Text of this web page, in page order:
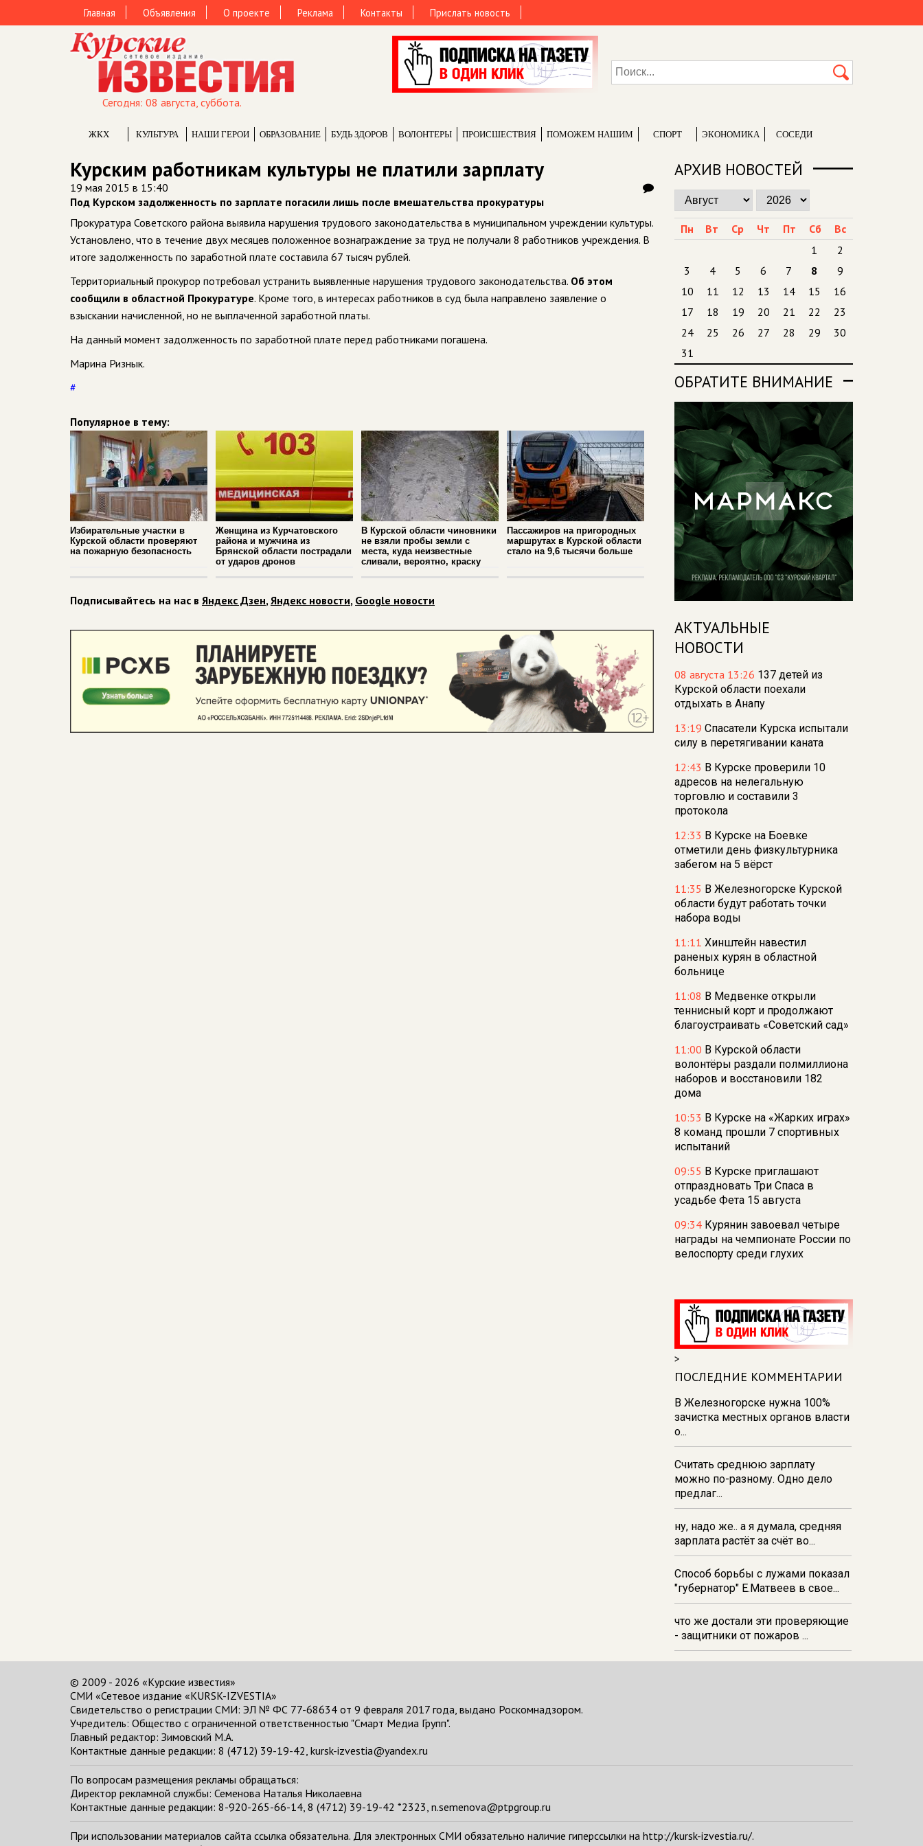
Главная Объявления О проекте Реклама Контакты Прислать новость
Сегодня: 08 августа, суббота.
ЖКХ КУЛЬТУРА НАШИ ГЕРОИ ОБРАЗОВАНИЕ БУДЬ ЗДОРОВ ВОЛОНТЕРЫ ПРОИCШЕСТВИЯ ПОМОЖЕМ НАШИМ СПОРТ ЭКОНОМИКА СОСЕДИ
Курским работникам культуры не платили зарплату
19 мая 2015 в 15:40
Под Курском задолженность по зарплате погасили лишь после вмешательства прокуратуры
Прокуратура Советского района выявила нарушения трудового законодательства в муниципальном учреждении культуры.
Установлено, что в течение двух месяцев положенное вознаграждение за труд не получали 8 работников учреждения. В
итоге задолженность по заработной плате составила 67 тысяч рублей.
Территориальный прокурор потребовал устранить выявленные нарушения трудового законодательства. Об этом
сообщили в областной Прокуратуре. Кроме того, в интересах работников в суд была направлено заявление о
взыскании начисленной, но не выплаченной заработной платы.
На данный момент задолженность по заработной плате перед работниками погашена.
Марина Ризнык.
#
Популярное в тему:
Избирательные участки в
Курской области проверяют
на пожарную безопасность
Женщина из Курчатовского
района и мужчина из
Брянской области пострадали
от ударов дронов
В Курской области чиновники
не взяли пробы земли с
места, куда неизвестные
сливали, вероятно, краску
Пассажиров на пригородных
маршрутах в Курской области
стало на 9,6 тысячи больше
Подписывайтесь на нас в Яндекс Дзен,Яндекс новости, Google новости
АРХИВ НОВОСТЕЙ
Пн Вт Ср Чт Пт Сб
Вс
1
2
3
4 5 6 7 8
9
10
11 12 13 14 15
16
17
18 19 20 21 22
23
24
25 26 27 28 29
30
31
ОБРАТИТЕ ВНИМАНИЕ
АКТУАЛЬНЫЕ
НОВОСТИ
08 августа 13:26 137 детей из
Курской области поехали
отдыхать в Анапу
13:19 Спасатели Курска испытали
силу в перетягивании каната
12:43 В Курске проверили 10
адресов на нелегальную
торговлю и составили 3
протокола
12:33 В Курске на Боевке
отметили день физкультурника
забегом на 5 вёрст
11:35 В Железногорске Курской
области будут работать точки
набора воды
11:11 Хинштейн навестил
раненых курян в областной
больнице
11:08 В Медвенке открыли
теннисный корт и продолжают
благоустраивать «Советский сад»
11:00 В Курской области
волонтёры раздали полмиллиона
наборов и восстановили 182
дома
10:53 В Курске на «Жарких играх»
8 команд прошли 7 спортивных
испытаний
09:55 В Курске приглашают
отпраздновать Три Спаса в
усадьбе Фета 15 августа
09:34 Курянин завоевал четыре
награды на чемпионате России по
велоспорту среди глухих
снимают ролики против
преступлений
09:17Над Курской областью за
сутки перехватили
250 дронов — Хинштейн
07 августа 21:19В
железногорской горбольнице
решили проблему нехватки воды
не парковать авто в местах
проведения ремонтов
>
ПОСЛЕДНИЕ КОММЕНТАРИИ
В Железногорске нужна 100%
зачистка местных органов власти
о...
Считать среднюю зарплату
можно по-разному. Одно дело
предлаг...
ну, надо же.. а я думала, средняя
зарплата растёт за счёт во...
Способ борьбы с лужами показал
"губернатор" Е.Матвеев в свое...
что же достали эти проверяющие
- защитники от пожаров ...
© 2009 - 2026 «Курские известия»
СМИ «Сетевое издание «KURSK-IZVESTIA»
Свидетельство о регистрации СМИ: ЭЛ № ФС 77-68634 от 9 февраля 2017 года, выдано Роскомнадзором.
Учредитель: Общество с ограниченной ответственностью "Смарт Медиа Групп".
Главный редактор: Зимовский М.А.
Контактные данные редакции: 8 (4712) 39-19-42, kursk-izvestia@yandex.ru
По вопросам размещения рекламы обращаться:
Директор рекламной службы: Семенова Наталья Николаевна
Контактные данные редакции: 8-920-265-66-14, 8 (4712) 39-19-42 *2323, n.semenova@ptpgroup.ru
При использовании материалов сайта ссылка обязательна. Для электронных СМИ обязательно наличие гиперссылки на http://kursk-izvestia.ru/.